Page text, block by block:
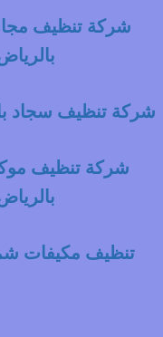
شركة تنظيف
شركة تنظيف سجاد
شركة تنظيف
تنظيف مكيفات